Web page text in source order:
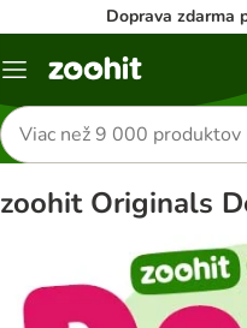
Doprava zdarma
Kategórie
Hľadať
produkty
zoohit Originals